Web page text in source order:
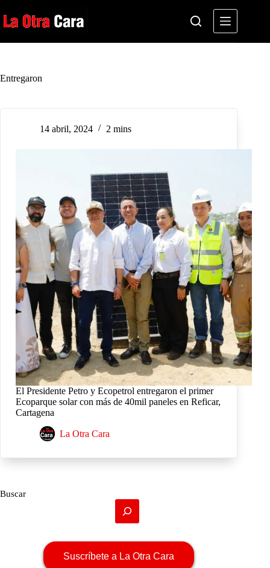
al
contenido
Entregaron
14 abril, 2024 2 mins
El Presidente Petro y Ecopetrol entregaron el primer
Ecoparque solar con más de 40mil paneles en Reficar,
Cartagena
La Otra Cara
Buscar
Suscríbete a La Otra Cara